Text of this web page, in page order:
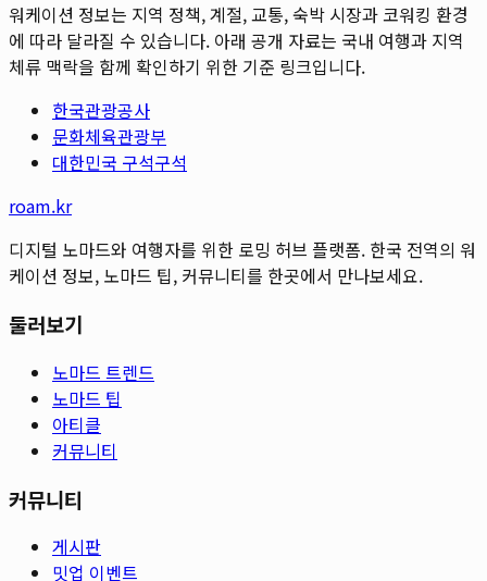
워케이션 정보는 지역 정책, 계절, 교통, 숙박 시장과 코워킹 환경
에 따라 달라질 수 있습니다. 아래 공개 자료는 국내 여행과 지역
체류 맥락을 함께 확인하기 위한 기준 링크입니다.
한국관광공사
문화체육관광부
대한민국 구석구석
roam.kr
디지털 노마드와 여행자를 위한 로밍 허브 플랫폼. 한국 전역의 워
케이션 정보, 노마드 팁, 커뮤니티를 한곳에서 만나보세요.
둘러보기
노마드 트렌드
노마드 팁
아티클
커뮤니티
커뮤니티
게시판
밋업 이벤트